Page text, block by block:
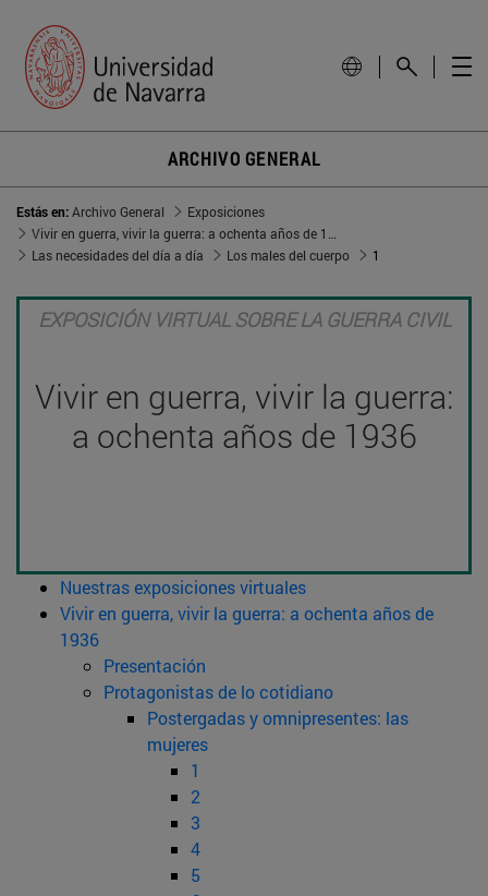
ARCHIVO GENERAL
Estás en:Archivo General
Exposiciones
Las necesidades del día a día
Los males del cuerpo 1
EXPOSICIÓN VIRTUAL SOBRE LA GUERRA CIVIL
Vivir en guerra, vivir la guerra:
a ochenta años de 1936
Nuestras exposiciones virtuales
Vivir en guerra, vivir la guerra: a ochenta años de
1936
Presentación
Protagonistas de lo cotidiano
Postergadas y omnipresentes: las
mujeres
1
2
3
4
5